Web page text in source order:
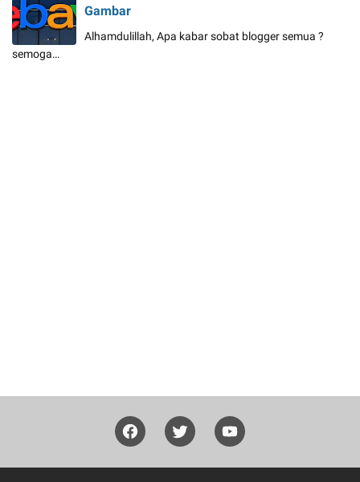
Gambar
Alhamdulillah, Apa kabar sobat blogger semua ?
semoga…